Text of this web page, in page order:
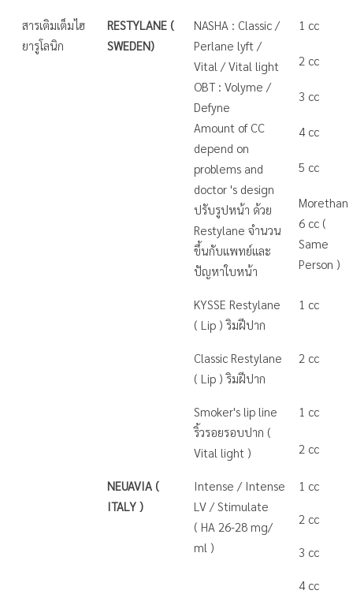
สารเติมเต็มไฮ
ยารูโลนิก
RESTYLANE (
SWEDEN)
NASHA : Classic /
Perlane lyft /
Vital / Vital light
OBT : Volyme /
Defyne
Amount of CC
depend on
problems and
doctor 's design
ปรับรูปหน้า ด้วย
Restylane จำนวน
ขึ้นกับแพทย์และ
ปัญหาใบหน้า
1 cc
2 cc
3 cc
4 cc
5 cc
Morethan
6 cc (
Same
Person )
KYSSE Restylane
( Lip ) ริมฝีปาก
1 cc
Classic Restylane
( Lip ) ริมฝีปาก
2 cc
Smoker's lip line
ริ้วรอยรอบปาก (
Vital light )
1 cc
2 cc
NEUAVIA (
ITALY )
Intense / Intense
LV / Stimulate
( HA 26-28 mg/
ml )
1 cc
2 cc
3 cc
4 cc